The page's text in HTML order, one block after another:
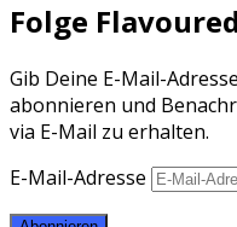
Folge
Gib Deine E-Mail-
abonnieren und
via E-Mail zu erhalten.
E-Mail-Adresse